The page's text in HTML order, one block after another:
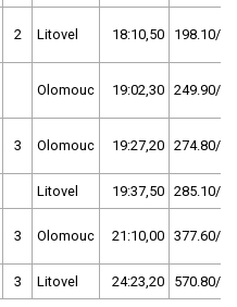
2 Litovel 18:10,50 198.10/
Olomouc 19:02,30 249.90/
3 Olomouc 19:27,20 274.80/
Litovel 19:37,50 285.10/
3 Olomouc 21:10,00 377.60/
3 Litovel 24:23,20 570.80/